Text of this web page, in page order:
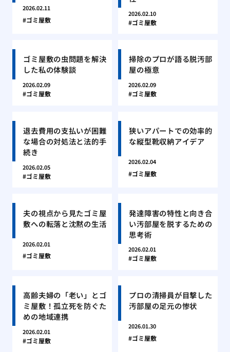
2026.02.11
ゴミ屋敷
2026.02.10
ゴミ屋敷
ゴミ屋敷の虫問題を解決
した私の体験談
2026.02.09
ゴミ屋敷
掃除のプロが語る脱汚部
屋の極意
2026.02.09
ゴミ屋敷
退去費用の支払いが困難
な場合の対処法と法的手
続き
2026.02.05
ゴミ屋敷
狭いアパートでの効率的
な縦型靴収納アイデア
2026.02.04
ゴミ屋敷
夫の視点から見たゴミ屋
敷への転落と沈黙の生活
2026.02.01
ゴミ屋敷
発達障害の特性と向き合
い汚部屋を脱するための
思考術
2026.02.01
ゴミ屋敷
高齢夫婦の「老い」とゴ
ミ屋敷！孤立死を防ぐた
めの地域連携
2026.02.01
ゴミ屋敷
プロの清掃員が目撃した
汚部屋の足元の惨状
2026.01.30
ゴミ屋敷